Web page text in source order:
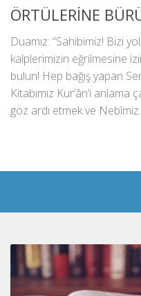
ÖRTÜLERİNE
Duamız: “Sahibimiz! Bizi
kalplerimizin eğrilmesine
bulun! Hep bağış yapan
Kitabımız Kur’ân’ı
göz ardı etmek ve